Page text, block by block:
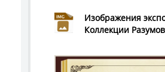
Изображения
Коллекции